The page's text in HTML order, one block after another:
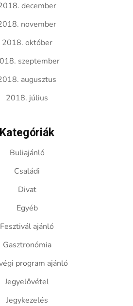
december
november
2018. október
szeptember
augusztus
2018. július
Kategóriák
Buliajánló
Családi
Divat
Egyéb
Fesztivál ajánló
Gasztronómia
program ajánló
Jegyelővétel
Jegykezelés